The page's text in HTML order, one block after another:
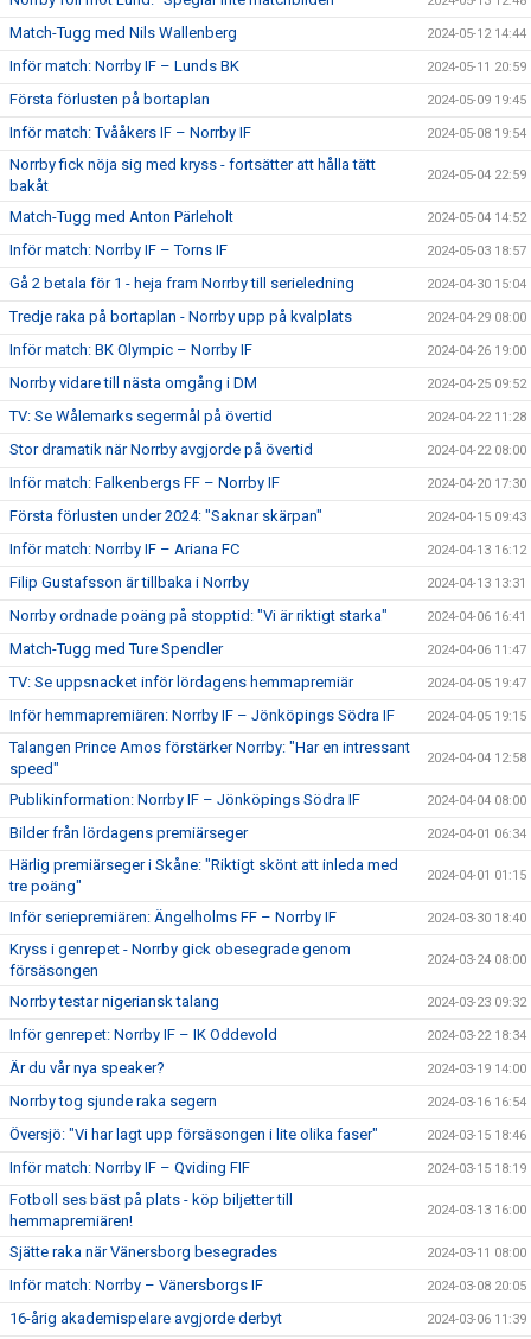
Match-Tugg med Nils Wallenberg 2024-05-12 14:44
Inför match: Norrby IF – Lunds BK 2024-05-11 20:59
Första förlusten på bortaplan 2024-05-09 19:45
Inför match: Tvååkers IF – Norrby IF 2024-05-08 19:54
Norrby fick nöja sig med kryss - fortsätter att hålla tätt
bakåt
2024-05-04 22:59
Match-Tugg med Anton Pärleholt 2024-05-04 14:52
Inför match: Norrby IF – Torns IF 2024-05-03 18:57
Gå 2 betala för 1 - heja fram Norrby till serieledning 2024-04-30 15:04
Tredje raka på bortaplan - Norrby upp på kvalplats 2024-04-29 08:00
Inför match: BK Olympic – Norrby IF 2024-04-26 19:00
Norrby vidare till nästa omgång i DM 2024-04-25 09:52
TV: Se Wålemarks segermål på övertid 2024-04-22 11:28
Stor dramatik när Norrby avgjorde på övertid 2024-04-22 08:00
Inför match: Falkenbergs FF – Norrby IF 2024-04-20 17:30
Första förlusten under 2024: "Saknar skärpan" 2024-04-15 09:43
Inför match: Norrby IF – Ariana FC 2024-04-13 16:12
Filip Gustafsson är tillbaka i Norrby 2024-04-13 13:31
Norrby ordnade poäng på stopptid: "Vi är riktigt starka" 2024-04-06 16:41
Match-Tugg med Ture Spendler 2024-04-06 11:47
TV: Se uppsnacket inför lördagens hemmapremiär 2024-04-05 19:47
Inför hemmapremiären: Norrby IF – Jönköpings Södra IF 2024-04-05 19:15
Talangen Prince Amos förstärker Norrby: "Har en intressant
speed"
2024-04-04 12:58
Publikinformation: Norrby IF – Jönköpings Södra IF 2024-04-04 08:00
Bilder från lördagens premiärseger 2024-04-01 06:34
Härlig premiärseger i Skåne: "Riktigt skönt att inleda med
tre poäng"
2024-04-01 01:15
Inför seriepremiären: Ängelholms FF – Norrby IF 2024-03-30 18:40
Kryss i genrepet - Norrby gick obesegrade genom
försäsongen
2024-03-24 08:00
Norrby testar nigeriansk talang 2024-03-23 09:32
Inför genrepet: Norrby IF – IK Oddevold 2024-03-22 18:34
Är du vår nya speaker? 2024-03-19 14:00
Norrby tog sjunde raka segern 2024-03-16 16:54
Översjö: "Vi har lagt upp försäsongen i lite olika faser" 2024-03-15 18:46
Inför match: Norrby IF – Qviding FIF 2024-03-15 18:19
Fotboll ses bäst på plats - köp biljetter till
hemmapremiären!
2024-03-13 16:00
Sjätte raka när Vänersborg besegrades 2024-03-11 08:00
Inför match: Norrby – Vänersborgs IF 2024-03-08 20:05
16-årig akademispelare avgjorde derbyt 2024-03-06 11:39